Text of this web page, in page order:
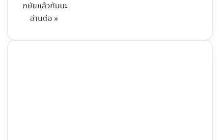
กษัยแล้วกันนะ
อ่านต่อ »